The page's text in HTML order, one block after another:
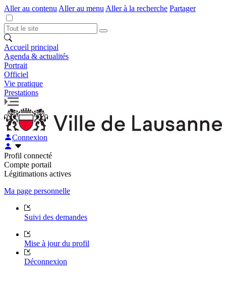
Aller au contenu Aller au menu Aller à la recherche Partager
Accueil principal
Agenda & actualités
Portrait
Officiel
Vie pratique
Prestations
Connexion
Profil connecté
Compte portail
Légitimations actives
Ma page personnelle
Suivi des demandes
Mise à jour du profil
Déconnexion